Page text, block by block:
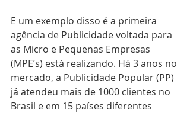
E um exemplo disso é a primeira
agência de Publicidade voltada para
as Micro e Pequenas Empresas
(MPE’s) está realizando. Há 3 anos no
mercado, a Publicidade Popular (PP)
já atendeu mais de 1000 clientes no
Brasil e em 15 países diferentes